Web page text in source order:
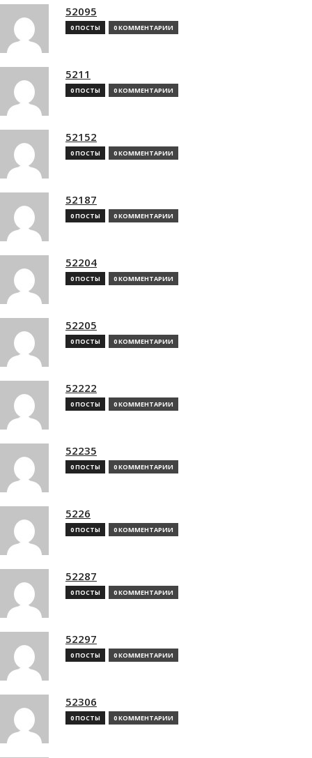
52095
0 ПОСТЫ 0 КОММЕНТАРИИ
5211
0 ПОСТЫ 0 КОММЕНТАРИИ
52152
0 ПОСТЫ 0 КОММЕНТАРИИ
52187
0 ПОСТЫ 0 КОММЕНТАРИИ
52204
0 ПОСТЫ 0 КОММЕНТАРИИ
52205
0 ПОСТЫ 0 КОММЕНТАРИИ
52222
0 ПОСТЫ 0 КОММЕНТАРИИ
52235
0 ПОСТЫ 0 КОММЕНТАРИИ
5226
0 ПОСТЫ 0 КОММЕНТАРИИ
52287
0 ПОСТЫ 0 КОММЕНТАРИИ
52297
0 ПОСТЫ 0 КОММЕНТАРИИ
52306
0 ПОСТЫ 0 КОММЕНТАРИИ